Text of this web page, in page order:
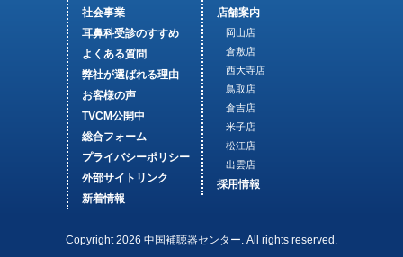
社会事業
耳鼻科受診のすすめ
よくある質問
弊社が選ばれる理由
お客様の声
TVCM公開中
総合フォーム
プライバシーポリシー
外部サイトリンク
新着情報
店舗案内
岡山店
倉敷店
西大寺店
鳥取店
倉吉店
米子店
松江店
出雲店
採用情報
Copyright 2026 中国補聴器センター. All rights reserved.